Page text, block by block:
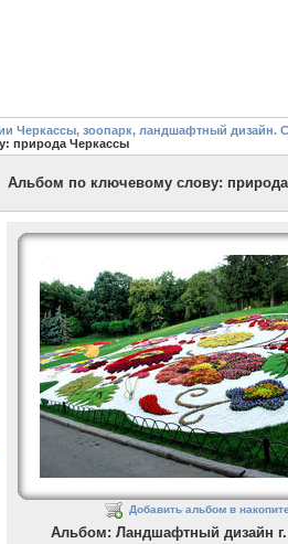
Черкассы, зоопарк, ландшафтный дизайн.
природа Черкассы
Черкассы, зоопарк, ландшафтный дизайн.
ХХ ст.
Альбом по ключевому слову:
Добавить альбом в
Альбом: Ландшафтный дизайн